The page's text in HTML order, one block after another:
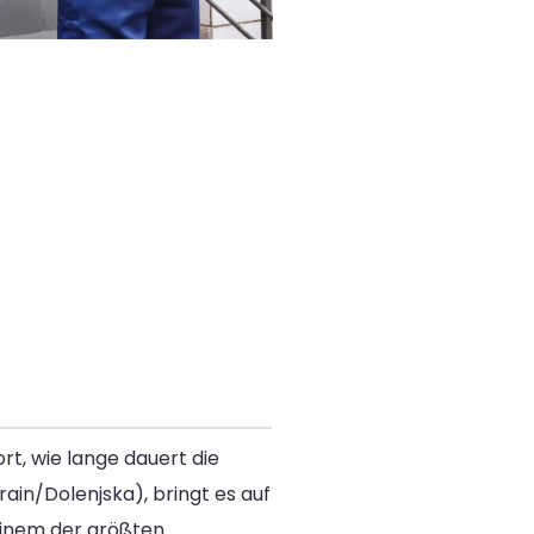
wie lange dauert die
Dolenjska), bringt es auf